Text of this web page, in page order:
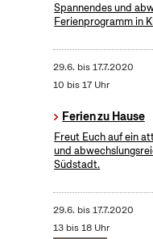
Spannendes und
Ferienprogramm in
29.6. bis17.7.2020
10 bis 17 Uhr
Ferien zu Hause
Freut Euch auf ein
und
Südstadt.
29.6. bis17.7.2020
13 bis 18 Uhr